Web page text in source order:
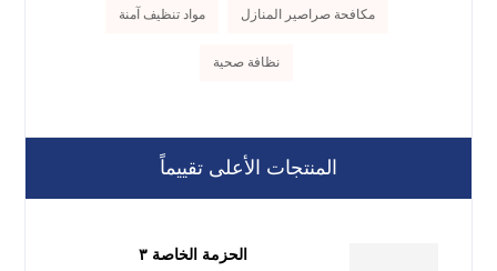
مكافحة صراصير المنازل مواد تنظيف آمنة
نظافة صحية
المنتجات الأعلى تقييماً
الحزمة الخاصة ٣